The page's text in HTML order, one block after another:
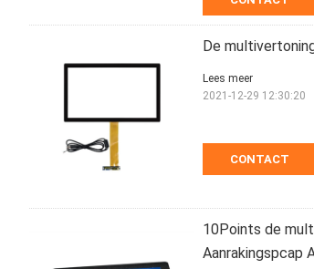
De
CONTACT
Lees meer
2021-12-29 12:30:20
10Points de
Aanrakingspcap